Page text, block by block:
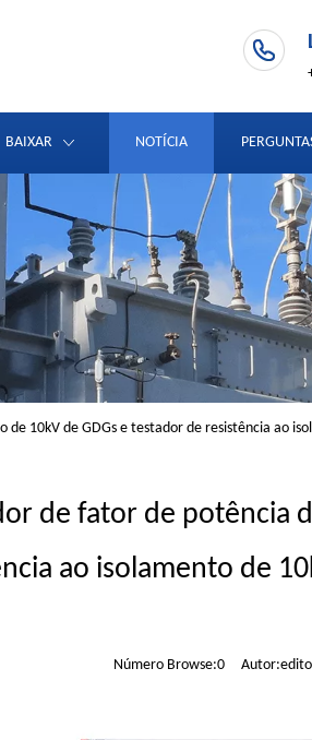
BAIXAR NOTÍCIA
10kV de GDGs e testador de resistência ao
de fator de potência
ao isolamento de
Número Browse:0Autor:editor